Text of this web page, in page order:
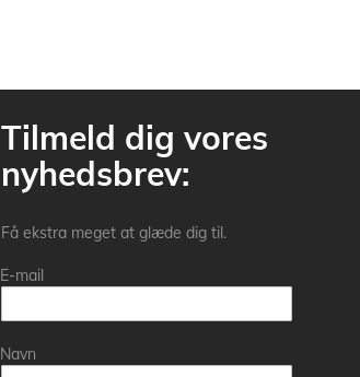
Tilmeld dig vores
nyhedsbrev:
Få ekstra meget at glæde dig til.
E-mail
Navn